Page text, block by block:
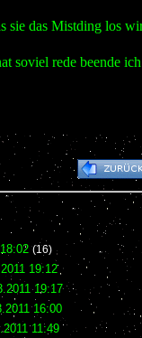
sie das Mistding los
soviel rede beende
(16)
19:12
19:17
16:00
11:49